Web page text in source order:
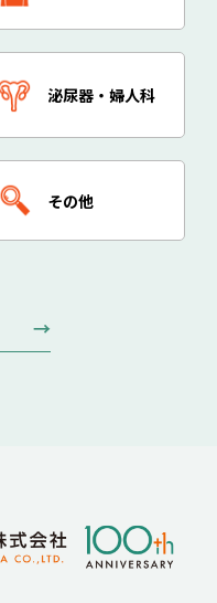
泌尿器・婦人科
その他